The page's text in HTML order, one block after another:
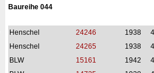
Baureihe 044
Henschel 24246 1938
Henschel
24265 1938
BLW
15161 1942